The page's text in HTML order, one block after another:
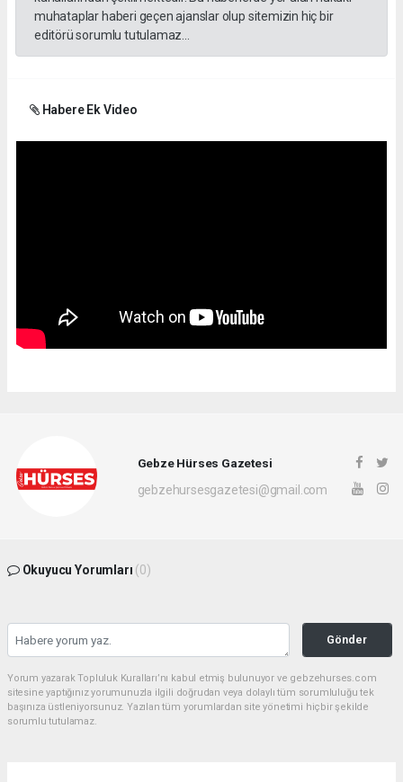
muhataplar haberi geçen ajanslar olup sitemizin hiç bir
editörü sorumlu tutulamaz...
Habere Ek Video
Gebze Hürses Gazetesi
gebzehursesgazetesi@gmail.com
Okuyucu Yorumları (0)
Gönder
Yorum yazarak Topluluk Kuralları’nı kabul etmiş bulunuyor ve gebzehurses.com
sitesine yaptığınız yorumunuzla ilgili doğrudan veya dolaylı tüm sorumluluğu tek
başınıza üstleniyorsunuz. Yazılan tüm yorumlardan site yönetimi hiçbir şekilde
sorumlu tutulamaz.